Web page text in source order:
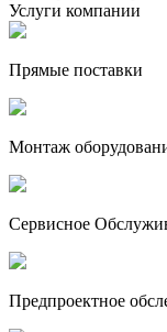
Услуги компании
Прямые поставки
Монтаж
Сервисное
Предпроектное